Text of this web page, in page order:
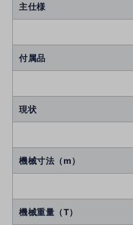
主仕様
付属品
現状
機械寸法（m）
機械重量（T）